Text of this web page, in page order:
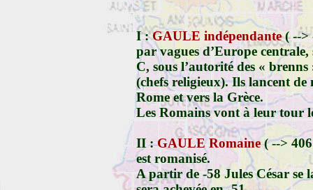
I :GAULE indépendante( -->
par vagues d’Europe
C, sous l’autorité des «
(chefs religieux). Ils lancent de
Rome et vers la Grèce.
Les Romains vont à leur tour
II :GAULE Romaine( -->
est romanisé.
A partir de-58Jules César se